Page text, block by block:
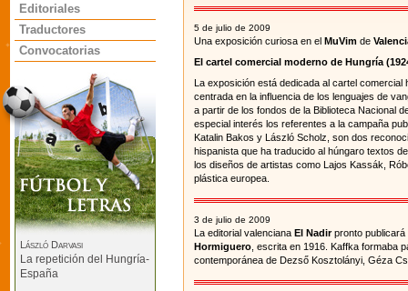
Editoriales
Traductores
Convocatorias
László Darvasi
La repetición del Hungría-
España
5 de julio de 2009
Una exposición curiosa en el MuVim de
El cartel comercial moderno de Hungría
La exposición está dedicada al cartel
centrada en la influencia de los lenguajes de
a partir de los fondos de la Biblioteca Nacional
especial interés los referentes a la campaña
Katalin Bakos y László Scholz, son dos
hispanista que ha traducido al húngaro textos
los diseños de artistas como Lajos Kassák,
plástica europea.
3 de julio de 2009
La editorial valenciana El Nadirpronto publicará
Hormiguero , escrita en 1916. Kaffka formaba
contemporánea de Dezső Kosztolányi, Géza